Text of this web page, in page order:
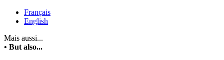
Français
English
Mais aussi...
• But also...